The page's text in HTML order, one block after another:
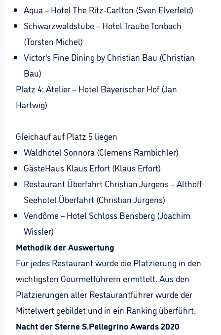
Aqua – Hotel The Ritz-Carlton (Sven Elverfeld)
Schwarzwaldstube – Hotel Traube Tonbach
(Torsten Michel)
Victor's Fine Dining by Christian Bau (Christian
Bau)
Platz 4: Atelier – Hotel Bayerischer Hof (Jan
Hartwig)
Gleichauf auf Platz 5 liegen
Waldhotel Sonnora (Clemens Rambichler)
GästeHaus Klaus Erfort (Klaus Erfort)
Restaurant Überfahrt Christian Jürgens – Althoff
Seehotel Überfahrt (Christian Jürgens)
Vendôme – Hotel Schloss Bensberg (Joachim
Wissler)
Methodik der Auswertung
Für jedes Restaurant wurde die Platzierung in den
wichtigsten Gourmetführern ermittelt. Aus den
Platzierungen aller Restaurantführer wurde der
Mittelwert gebildet und in ein Ranking überführt.
Nacht der Sterne S.Pellegrino Awards 2020